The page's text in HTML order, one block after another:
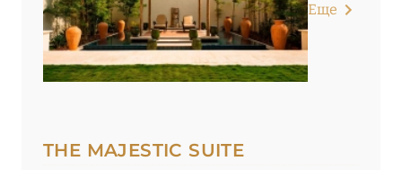
Еще
THE MAJESTIC SUITE